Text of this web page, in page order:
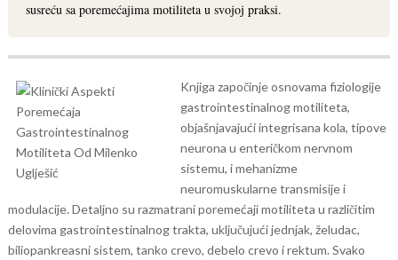
susreću sa poremećajima motiliteta u svojoj praksi.
Knjiga započinje osnovama fiziologije
gastrointestinalnog motiliteta,
objašnjavajući integrisana kola, tipove
neurona u enteričkom nervnom
sistemu, i mehanizme
neuromuskularne transmisije i
modulacije. Detaljno su razmatrani poremećaji motiliteta u različitim
delovima gastrointestinalnog trakta, uključujući jednjak, želudac,
biliopankreasni sistem, tanko crevo, debelo crevo i rektum. Svako